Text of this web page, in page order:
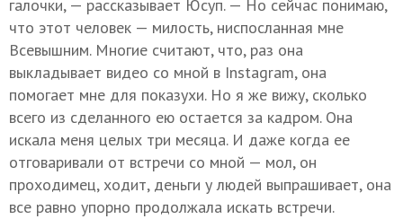
галочки, — рассказывает Юсуп. — Но сейчас понимаю,
что этот человек — милость, ниспосланная мне
Всевышним. Многие считают, что, раз она
выкладывает видео со мной в Instagram, она
помогает мне для показухи. Но я же вижу, сколько
всего из сделанного ею остается за кадром. Она
искала меня целых три месяца. И даже когда ее
отговаривали от встречи со мной — мол, он
проходимец, ходит, деньги у людей выпрашивает, она
все равно упорно продолжала искать встречи.